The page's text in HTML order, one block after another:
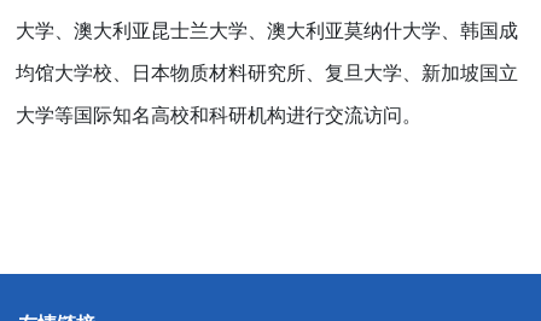
大学、澳大利亚昆士兰大学、澳大利亚莫纳什大学、韩国成
均馆大学校、日本物质材料研究所、复旦大学、新加坡国立
大学等国际知名高校和科研机构进行交流访问。